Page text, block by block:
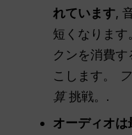
れています,
短くなりま
クンを消費
こします。
算挑戦。.
オーディオ